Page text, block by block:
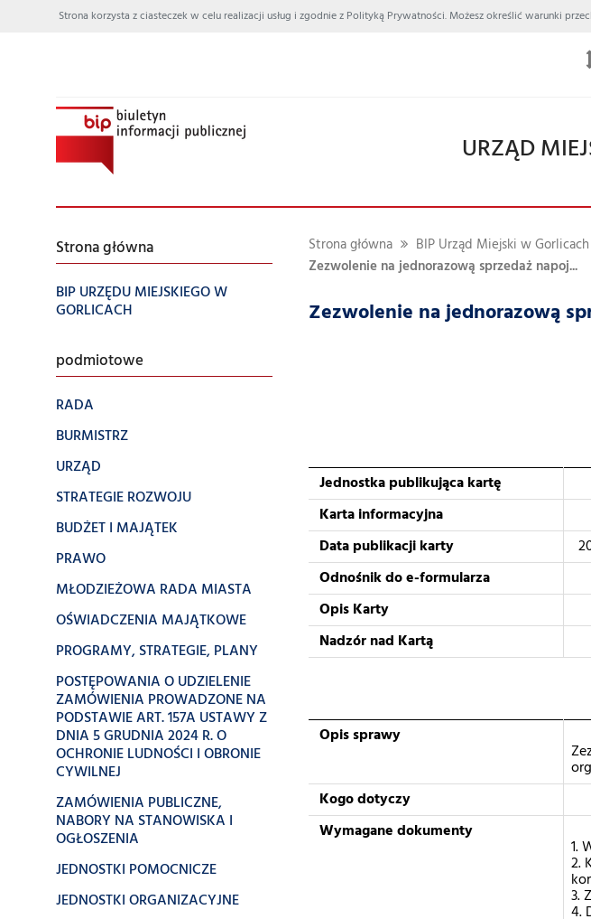
Strona korzysta z ciasteczek w celu realizacji usług i zgodnie z Polityką Prywatności. Możesz określić warunki
URZĄD
Strona główna
BIP URZĘDU MIEJSKIEGO W
GORLICACH
podmiotowe
RADA
BURMISTRZ
URZĄD
STRATEGIE ROZWOJU
BUDŻET I MAJĄTEK
PRAWO
MŁODZIEŻOWA RADA MIASTA
OŚWIADCZENIA MAJĄTKOWE
PROGRAMY, STRATEGIE, PLANY
POSTĘPOWANIA O UDZIELENIE
ZAMÓWIENIA PROWADZONE NA
PODSTAWIE ART. 157A USTAWY Z
DNIA 5 GRUDNIA 2024 R. O
OCHRONIE LUDNOŚCI I OBRONIE
CYWILNEJ
ZAMÓWIENIA PUBLICZNE,
NABORY NA STANOWISKA I
OGŁOSZENIA
JEDNOSTKI POMOCNICZE
JEDNOSTKI ORGANIZACYJNE
Strona główna BIP Urząd Miejski w Gorlicach
Zezwolenie na jednorazową sprzedaż napoj...
Zezwolenie na jednorazową
Jednostka publikująca kartę
Karta informacyjna
Data publikacji karty
Odnośnik do e-formularza
Opis Karty
Nadzór nad Kartą
Opis sprawy
Kogo dotyczy
Wymagane dokumenty
1.
2.
3.
4.